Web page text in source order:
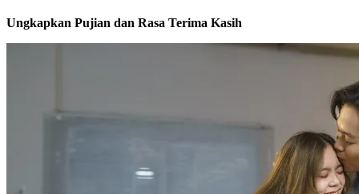
Ungkapkan Pujian dan Rasa Terima Kasih